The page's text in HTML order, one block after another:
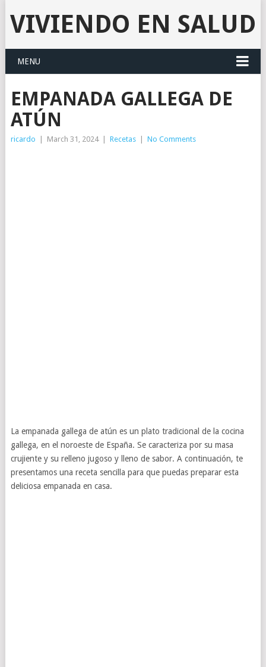
VIVIENDO EN SALUD
MENU
EMPANADA GALLEGA DE
ATÚN
ricardo March 31, 2024 Recetas No Comments
La empanada gallega de atún es un plato tradicional de la cocina
gallega, en el noroeste de España. Se caracteriza por su masa
crujiente y su relleno jugoso y lleno de sabor. A continuación, te
presentamos una receta sencilla para que puedas preparar esta
deliciosa empanada en casa.